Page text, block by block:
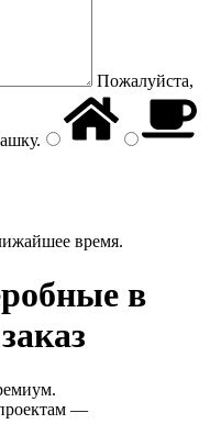
Пожалуйста,
.
время.
в
—